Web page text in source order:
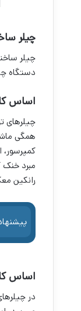
چیلر
چیلر
دستگاه
اساس
چیلرهای
همگی
کمپرسور،
مبرد
رانکین
اساس
در